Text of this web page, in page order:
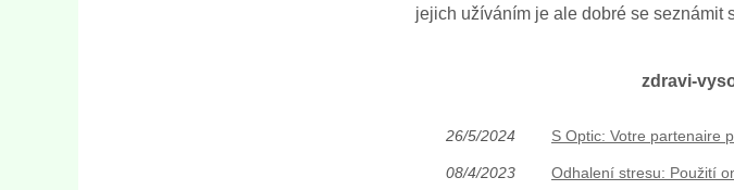
jejich užíváním je ale dobré se seznámit
zdravi-
26/5/2024 S Optic: Votre partenaire
08/4/2023 Odhalení stresu: Použití